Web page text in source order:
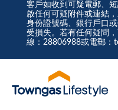
客戶如收到可疑電郵、
啟任何可疑附件或連結
身份證號碼、銀行戶口
受損失。若有任何疑問
線：28806988或電郵：